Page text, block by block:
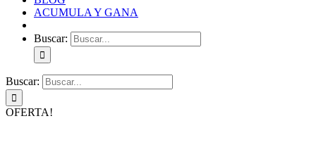
ACUMULA Y GANA
Buscar:
Buscar:
OFERTA!